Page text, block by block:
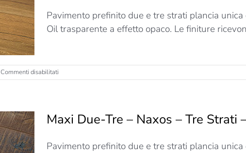
Tre
–
Pavimento prefinito due e tre strati plancia
Oil trasparente a effetto opaco. Le finiture
Commenti disabilitati
Maxi
Santorini
FSC
Tre
Maxi Due-Tre – Naxos – Tre Strati
Pavimento prefinito due e tre strati plancia